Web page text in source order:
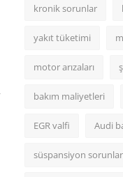
kronik sorunlar
yakıt tüketimi
motor arızaları
bakım maliyetleri
EGR valfi Audi
süspansiyon